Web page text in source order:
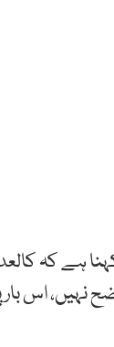
ہے کہ
اس بار پی